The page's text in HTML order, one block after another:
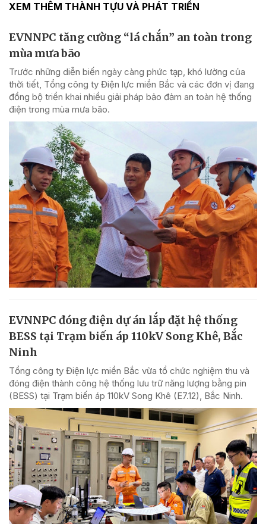
XEM THÊM THÀNH TỰU VÀ PHÁT TRIỂN
EVNNPC tăng cường “lá chắn” an toàn trong
mùa mưa bão
Trước những diễn biến ngày càng phức tạp, khó lường của
thời tiết, Tổng công ty Điện lực miền Bắc và các đơn vị đang
đồng bộ triển khai nhiều giải pháp bảo đảm an toàn hệ thống
điện trong mùa mưa bão.
EVNNPC đóng điện dự án lắp đặt hệ thống
BESS tại Trạm biến áp 110kV Song Khê, Bắc
Ninh
Tổng công ty Điện lực miền Bắc vừa tổ chức nghiệm thu và
đóng điện thành công hệ thống lưu trữ năng lượng bằng pin
(BESS) tại Trạm biến áp 110kV Song Khê (E7.12), Bắc Ninh.